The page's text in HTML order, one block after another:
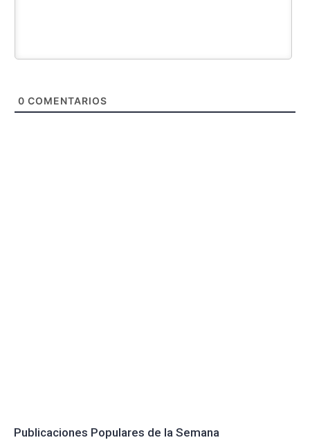
0 COMENTARIOS
Publicaciones Populares de la Semana